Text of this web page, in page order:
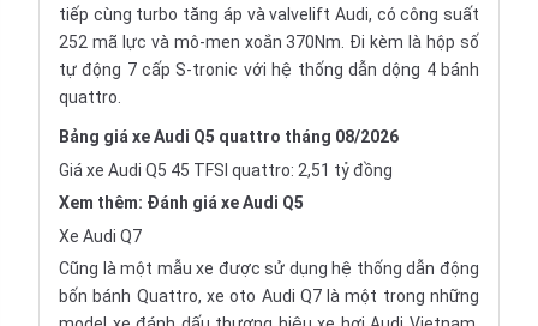
tiếp cùng turbo tăng áp và valvelift Audi, có công suất
252 mã lực và mô-men xoắn 370Nm. Đi kèm là hộp số
tự động 7 cấp S-tronic với hệ thống dẫn dộng 4 bánh
quattro.
Bảng giá xe Audi Q5 quattro tháng 08/2026
Giá xe Audi Q5 45 TFSI quattro: 2,51 tỷ đồng
Xem thêm: Đánh giá xe Audi Q5
Xe Audi Q7
Cũng là một mẫu xe được sử dụng hệ thống dẫn động
bốn bánh Quattro, xe oto Audi Q7 là một trong những